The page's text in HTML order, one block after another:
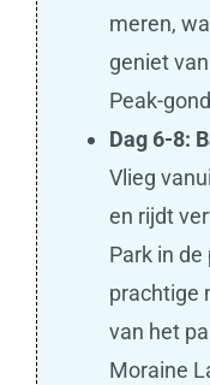
meren,
geniet
Peak-
Dag 6-8:
Vlieg
en rijdt
Park in
prachtige
van het
Moraine